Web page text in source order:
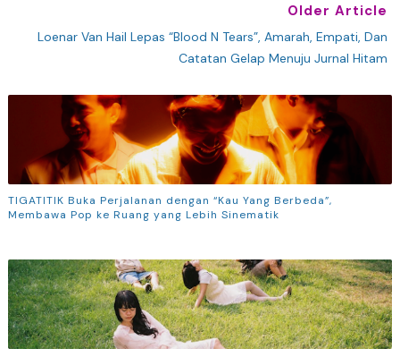
Older Article
Loenar Van Hail Lepas “Blood N Tears”, Amarah, Empati, Dan
Catatan Gelap Menuju Jurnal Hitam
TIGATITIK Buka Perjalanan dengan “Kau Yang Berbeda”,
Membawa Pop ke Ruang yang Lebih Sinematik